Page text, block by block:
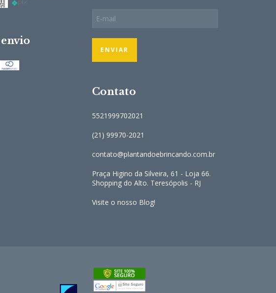
Contato
5521999702021
(21) 99970-2021
contato@plantandoebrincando.com.br
Praça Higino da Silveira, 61 - Loja 66.
Shopping do Alto. Teresópolis - RJ
Visite o nosso Blog!